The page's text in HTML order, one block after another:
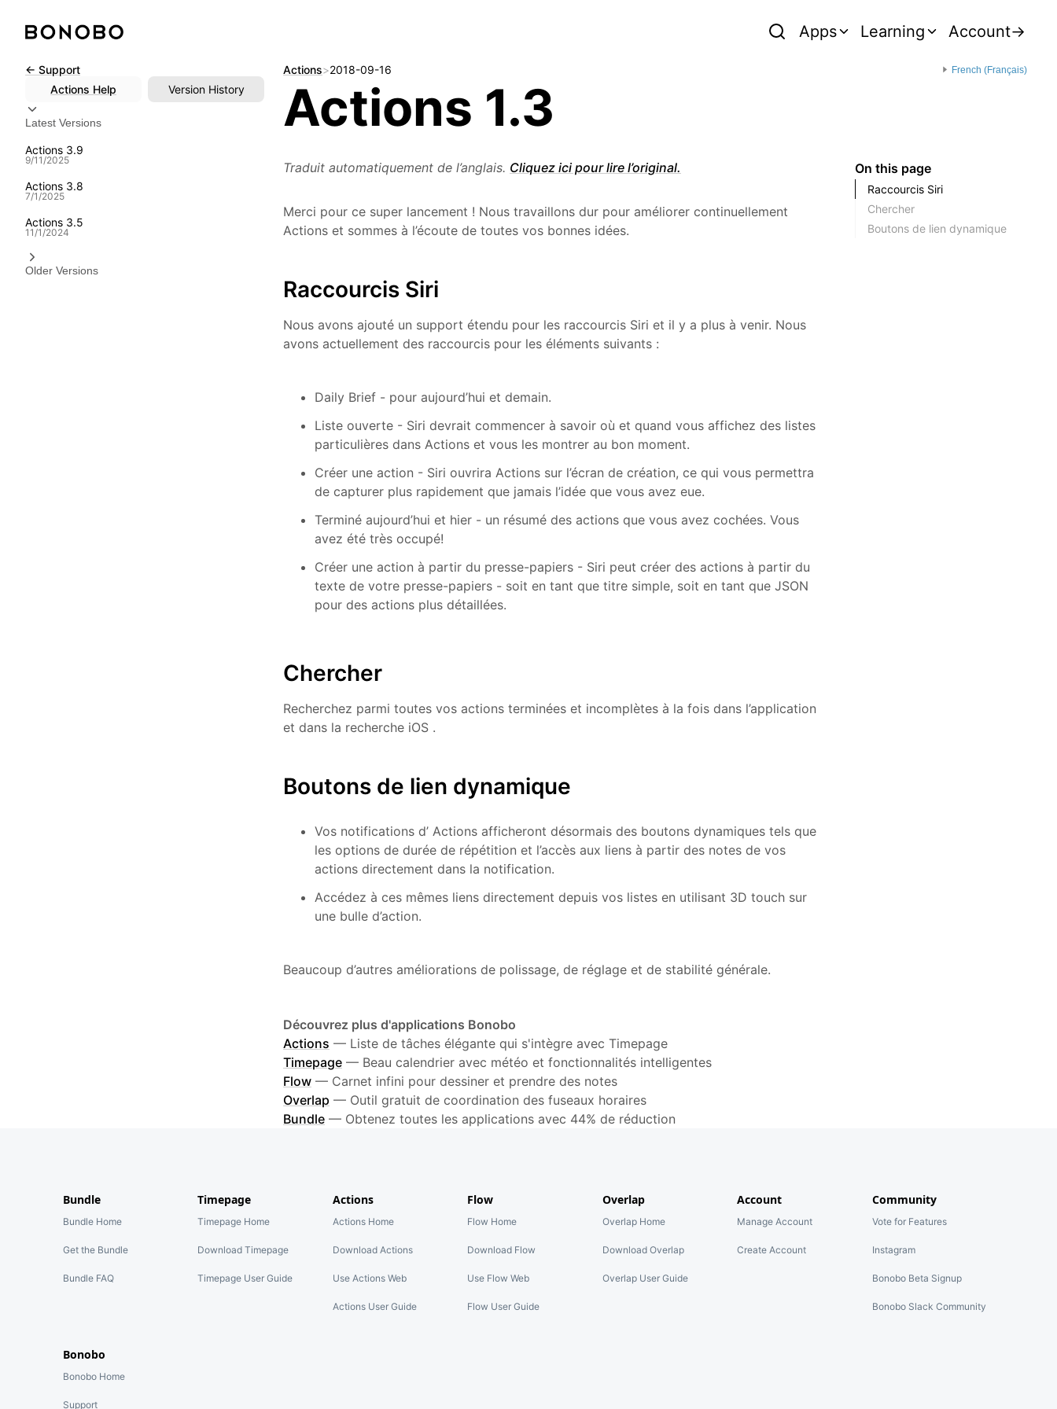
Apps Learning Account→
← Support
Actions Help Version History
Latest Versions
Actions 3.9
9/11/2025
Actions 3.8
7/1/2025
Actions 3.5
11/1/2024
Older Versions
Actions>2018-09-16 French (Français)
Actions 1.3
On this page
Raccourcis Siri
Chercher
Boutons de lien dynamique
Traduit automatiquement de l’anglais. Cliquez ici pour lire l’original.
Merci pour ce super lancement ! Nous travaillons dur pour améliorer continuellement
Actions et sommes à l’écoute de toutes vos bonnes idées.
Raccourcis Siri
Nous avons ajouté un support étendu pour les raccourcis Siri et il y a plus à venir. Nous
avons actuellement des raccourcis pour les éléments suivants :
Daily Brief - pour aujourd’hui et demain.
Liste ouverte - Siri devrait commencer à savoir où et quand vous affichez des listes
particulières dans Actions et vous les montrer au bon moment.
Créer une action - Siri ouvrira Actions sur l’écran de création, ce qui vous permettra
de capturer plus rapidement que jamais l’idée que vous avez eue.
Terminé aujourd’hui et hier - un résumé des actions que vous avez cochées. Vous
avez été très occupé!
Créer une action à partir du presse-papiers - Siri peut créer des actions à partir du
texte de votre presse-papiers - soit en tant que titre simple, soit en tant que JSON
pour des actions plus détaillées.
Chercher
Recherchez parmi toutes vos actions terminées et incomplètes à la fois dans l’application
et dans la recherche iOS .
Boutons de lien dynamique
Vos notifications d’ Actions afficheront désormais des boutons dynamiques tels que
les options de durée de répétition et l’accès aux liens à partir des notes de vos
actions directement dans la notification.
Accédez à ces mêmes liens directement depuis vos listes en utilisant 3D touch sur
une bulle d’action.
Beaucoup d’autres améliorations de polissage, de réglage et de stabilité générale.
Découvrez plus d'applications Bonobo
Actions — Liste de tâches élégante qui s'intègre avec Timepage
Timepage — Beau calendrier avec météo et fonctionnalités intelligentes
Flow — Carnet infini pour dessiner et prendre des notes
Overlap — Outil gratuit de coordination des fuseaux horaires
Bundle — Obtenez toutes les applications avec 44% de réduction
Bundle
Bundle Home
Get the Bundle
Bundle FAQ
Timepage
Timepage Home
Download Timepage
Timepage User Guide
Actions
Actions Home
Download Actions
Use Actions Web
Actions User Guide
Flow
Flow Home
Download Flow
Use Flow Web
Flow User Guide
Overlap
Overlap Home
Download Overlap
Overlap User Guide
Account
Manage Account
Create Account
Community
Vote for Features
Instagram
Bonobo Beta Signup
Bonobo Slack Community
Bonobo
Bonobo Home
Support